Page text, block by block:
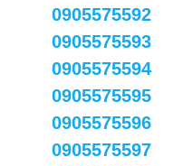
0905575592
0905575593
0905575594
0905575595
0905575596
0905575597